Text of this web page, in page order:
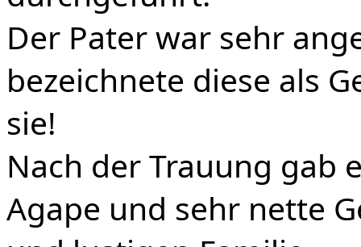
Der Pater war sehr
bezeichnete diese als
sie!
Nach der Trauung gab
Agape und sehr nette